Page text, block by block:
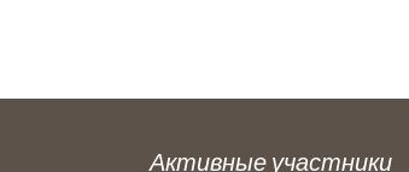
Активные участники